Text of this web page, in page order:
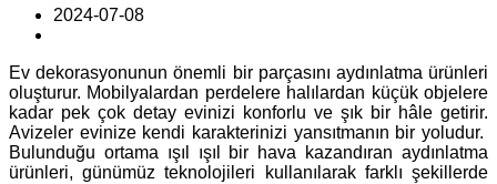
2024-07-08
Ev dekorasyonunun önemli bir parçasını aydınlatma ürünleri
oluşturur. Mobilyalardan perdelere halılardan küçük objelere
kadar pek çok detay evinizi konforlu ve şık bir hâle getirir.
Avizeler evinize kendi karakterinizi yansıtmanın bir yoludur.
Bulunduğu ortama ışıl ışıl bir hava kazandıran aydınlatma
ürünleri, günümüz teknolojileri kullanılarak farklı şekillerde